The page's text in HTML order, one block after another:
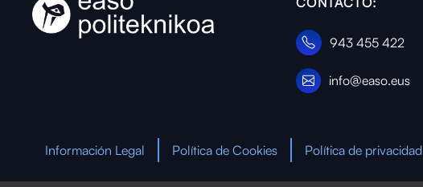
943 455 422
info@easo.eus
Información Legal Política de Cookies Política de privacidad